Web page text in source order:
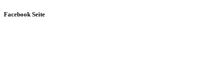
Facebook Seite